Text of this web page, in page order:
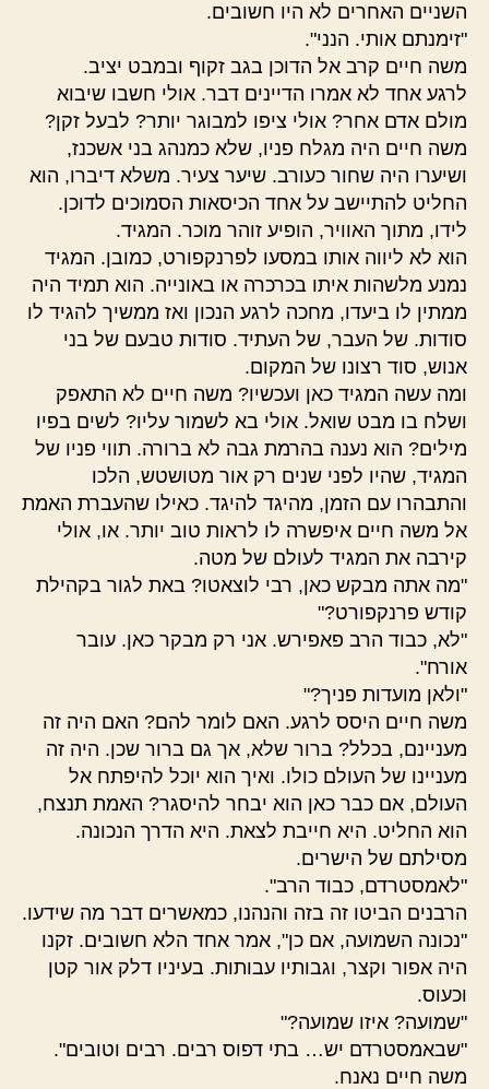
השניים האחרים לא היו חשובים.
"זימנתם אותי. הנני".
משה חיים קרב אל הדוכן בגב זקוף ובמבט יציב.
לרגע אחד לא אמרו הדיינים דבר. אולי חשבו שיבוא
מולם אדם אחר? אולי ציפו למבוגר יותר? לבעל זקן?
משה חיים היה מגלח פניו, שלא כמנהג בני אשכנז,
ושיערו היה שחור כעורב. שיער צעיר. משלא דיברו, הוא
החליט להתיישב על אחד הכיסאות הסמוכים לדוכן.
לידו, מתוך האוויר, הופיע זוהר מוכר. המגיד.
הוא לא ליווה אותו במסעו לפרנקפורט, כמובן. המגיד
נמנע מלשהות איתו בכרכרה או באונייה. הוא תמיד היה
ממתין לו ביעדו, מחכה לרגע הנכון ואז ממשיך להגיד לו
סודות. של העבר, של העתיד. סודות טבעם של בני
אנוש, סוד רצונו של המקום.
ומה עשה המגיד כאן ועכשיו? משה חיים לא התאפק
ושלח בו מבט שואל. אולי בא לשמור עליו? לשים בפיו
מילים? הוא נענה בהרמת גבה לא ברורה. תווי פניו של
המגיד, שהיו לפני שנים רק אור מטושטש, הלכו
והתבהרו עם הזמן, מהיגד להיגד. כאילו שהעברת האמת
אל משה חיים איפשרה לו לראות טוב יותר. או, אולי
קירבה את המגיד לעולם של מטה.
"מה אתה מבקש כאן, רבי לוצאטו? באת לגור בקהילת
קודש פרנקפורט?"
"לא, כבוד הרב פאפירש. אני רק מבקר כאן. עובר
אורח".
"ולאן מועדות פניך?"
משה חיים היסס לרגע. האם לומר להם? האם היה זה
מעניינם, בכלל? ברור שלא, אך גם ברור שכן. היה זה
מעניינו של העולם כולו. ואיך הוא יוכל להיפתח אל
העולם, אם כבר כאן הוא יבחר להיסגר? האמת תנצח,
הוא החליט. היא חייבת לצאת. היא הדרך הנכונה.
מסילתם של הישרים.
"לאמסטרדם, כבוד הרב".
הרבנים הביטו זה בזה והנהנו, כמאשרים דבר מה שידעו.
"נכונה השמועה, אם כן", אמר אחד הלא חשובים. זקנו
היה אפור וקצר, וגבותיו עבותות. בעיניו דלק אור קטן
וכעוס.
"שמועה? איזו שמועה?"
"שבאמסטרדם יש… בתי דפוס רבים. רבים וטובים".
משה חיים נאנח.